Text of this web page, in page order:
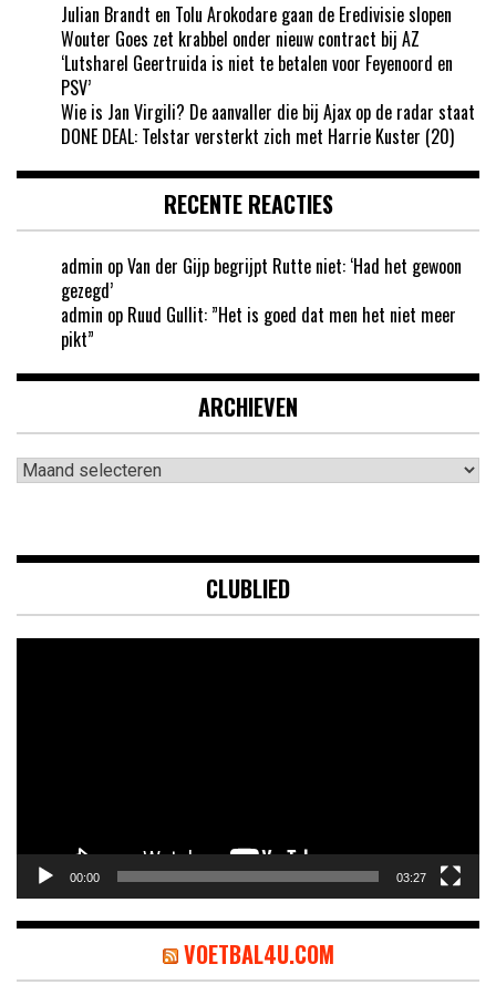
Julian Brandt en Tolu Arokodare gaan de Eredivisie slopen
Wouter Goes zet krabbel onder nieuw contract bij AZ
‘Lutsharel Geertruida is niet te betalen voor Feyenoord en
PSV’
Wie is Jan Virgili? De aanvaller die bij Ajax op de radar staat
DONE DEAL: Telstar versterkt zich met Harrie Kuster (20)
RECENTE REACTIES
admin opVan der Gijp begrijpt Rutte niet: ‘Had het gewoon
gezegd’
admin op Ruud Gullit: ”Het is goed dat men het niet meer
pikt”
ARCHIEVEN
Archieven
CLUBLIED
00:00 03:27
VOETBAL4U.COM